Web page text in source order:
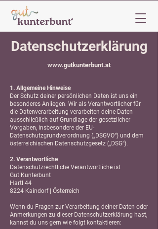
Datenschutzerklärung
www.gutkunterbunt.at
1. Allgemeine Hinweise
Der Schutz deiner persönlichen Daten ist uns ein
besonderes Anliegen. Wir als Verantwortlicher für
die Datenverarbeitung verarbeiten deine Daten
ausschließlich auf Grundlage der gesetzlicher
Vorgaben, insbesondere der EU-
Datenschutzgrundverordnung („DSGVO“) und dem
österreichischen Datenschutzgesetz („DSG“).
2. Verantwortliche
Datenschutzrechtliche Verantwortliche ist
Gut Kunterbunt
Hartl 44
8224 Kaindorf | Österreich
‍Wenn du Fragen zur Verarbeitung deiner Daten oder
Anmerkungen zu dieser Datenschutzerklärung hast,
kannst du uns gern wie folgt kontaktieren: